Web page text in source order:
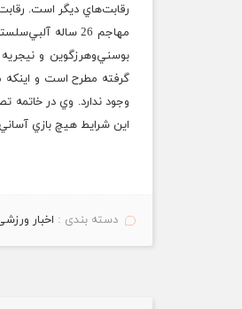
رقابت‌هاي ديگر است.
بوسني‌و‌هرزگوين و
گرفته مطرح است و اينکه
وجود ندارد. وي در خاتمه
اين شرايط هيچ بازي
دسته بندی : اخبار